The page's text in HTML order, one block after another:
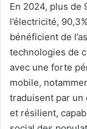
En 2024, plus de
l’électricité,
bénéficient de
technologies de
avec une forte
mobile,
traduisent par
et résilient,